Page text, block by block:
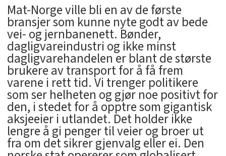
Mat-Norge ville bli en av de første
bransjer som kunne nyte godt av bede
vei- og jernbanenett. Bønder,
dagligvareindustri og ikke minst
dagligvarehandelen er blant de største
brukere av transport for å få frem
varene i rett tid. Vi trenger politikere
som ser helheten og gjør noe positivt for
den, i stedet for å opptre som gigantisk
aksjeeier i utlandet. Det holder ikke
lengre å gi penger til veier og broer ut
fra om det sikrer gjenvalg eller ei. Den